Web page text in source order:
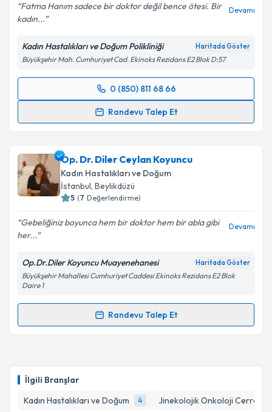
İlgili Branşlar
Kadın Hastalıkları ve Doğum
4 Jinekolojik Onkoloji Cerrahisi
Fatma Hanım sadece bir doktor değil bence ötesi. Bir
kadın...
Devamı
Kadın Hastalıkları ve Doğum Polikliniği Haritada Göster
Büyükşehir Mah. Cumhuriyet Cad. Ekinoks Rezidans E2 Blok D:57
0 (850) 811 68 66
Randevu Talep Et
Randevu Takvimi Talebi
için bir takvim hazırlandığında e-posta ile
bilgilendireceğiz.
E-posta Adresiniz
Metni'ni okudum ve kişisel verilerimin belirtilen
kapsamda işlenmesini kabul ediyorum.
Takvim Talebini Gönder
Op. Dr. Diler Ceylan Koyuncu
Kadın Hastalıkları ve Doğum
İstanbul, Beylikdüzü
5 (7 Değerlendirme)
Gebeliğiniz boyunca hem bir doktor hem bir abla gibi
her...
Devamı
Op.Dr.Diler Koyuncu Muayenehanesi Haritada Göster
Büyükşehir Mahallesi Cumhuriyet Caddesi Ekinoks Rezidans E2 Blok
Daire 1
Randevu Talep Et
Randevu Takvimi Talebi
için bir takvim hazırlandığında e-posta ile
bilgilendireceğiz.